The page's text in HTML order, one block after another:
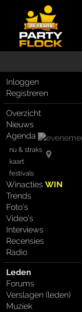
Inloggen
Registreren
Overzicht
Nieuws
Agenda
nu & straks
kaart
festivals
WinactiesWIN
Trends
Foto's
Video's
Interviews
Recensies
Radio
Leden
Forums
Verslagen (leden)
Muziek